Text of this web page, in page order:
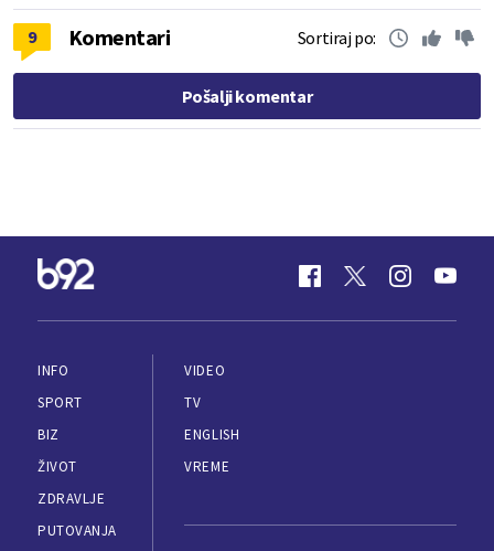
9 Komentari Sortiraj po:
Pošalji komentar
INFO
SPORT
BIZ
ŽIVOT
ZDRAVLJE
PUTOVANJA
VIDEO
TV
ENGLISH
VREME